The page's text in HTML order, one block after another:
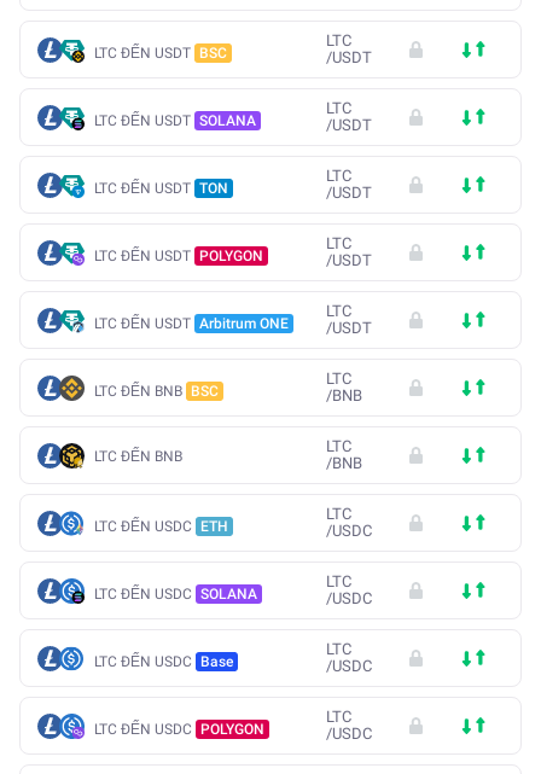
LTC ĐẾN USDT BSC
LTC
/USDT
LTC ĐẾN USDT SOLANA
LTC
/USDT
LTC ĐẾN USDT TON
LTC
/USDT
LTC ĐẾN USDT POLYGON
LTC
/USDT
LTC ĐẾN USDT Arbitrum ONE
LTC
/USDT
LTC ĐẾN BNB BSC
LTC
/BNB
LTC ĐẾN BNB
LTC
/BNB
LTC ĐẾN USDC ETH
LTC
/USDC
LTC ĐẾN USDC SOLANA
LTC
/USDC
LTC ĐẾN USDC Base
LTC
/USDC
LTC ĐẾN USDC POLYGON
LTC
/USDC